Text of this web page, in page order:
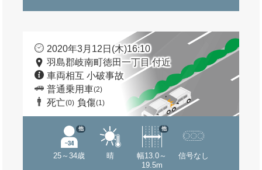
2020年3月12日(木)16:10
羽島郡岐南町徳田一丁目 付近
車両相互 小破事故
普通乗用車(2)
死亡(0) 負傷(1)
25～34歳
他
晴
幅13.0～
19.5m
他
信号なし